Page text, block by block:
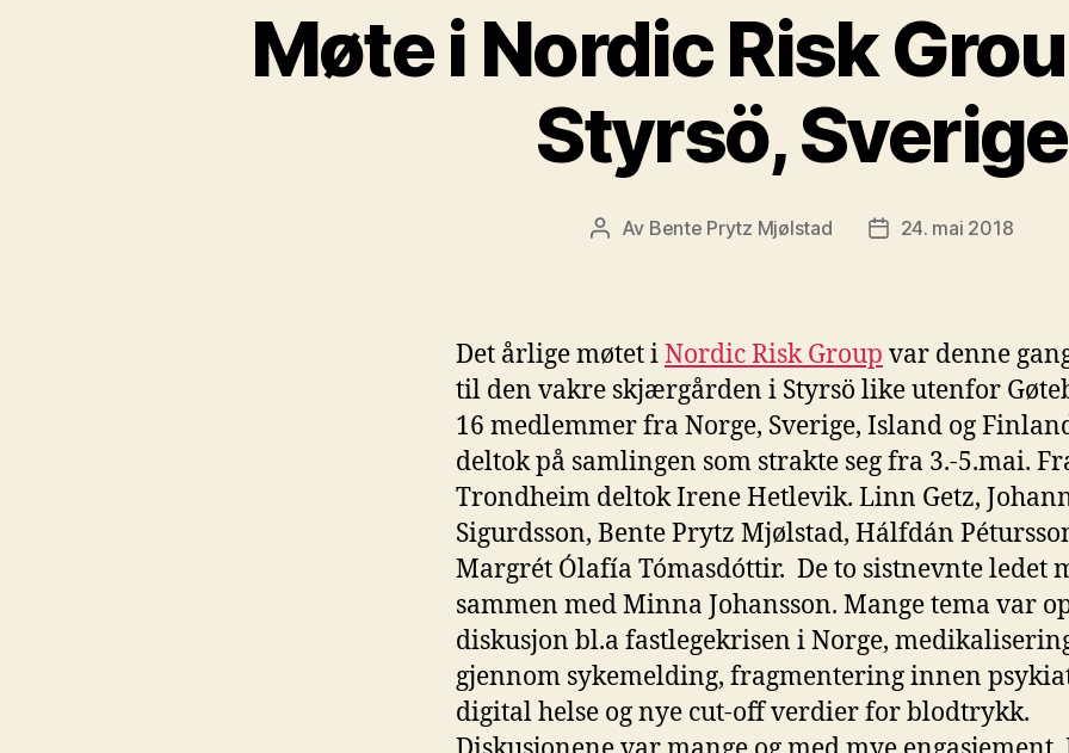
Møte i Nordic Risk
Styrsö, Sverige
Innleggsforfatter
Av Bente Prytz Mjølstad Publiseringsdato
24. mai 2018
Det årlige møtet iNordic Risk Group var denne
til den vakre skjærgården i Styrsö like utenfor
16 medlemmer fra Norge, Sverige, Island og
deltok på samlingen som strakte seg fra 3.-5.mai.
Trondheim deltok Irene Hetlevik. Linn Getz,
Sigurdsson, Bente Prytz Mjølstad, Hálfdán
Margrét Ólafía Tómasdóttir. De to sistnevnte ledet
sammen med Minna Johansson. Mange tema var
diskusjon bl.a fastlegekrisen i Norge,
gjennom sykemelding, fragmentering innen
digital helse og nye cut-off verdier for blodtrykk.